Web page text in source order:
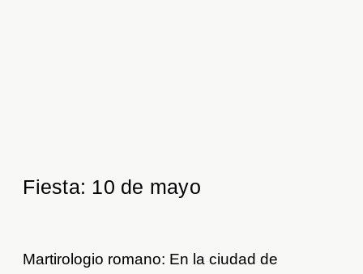
Fiesta: 10 de mayo
Martirologio romano: En la ciudad de